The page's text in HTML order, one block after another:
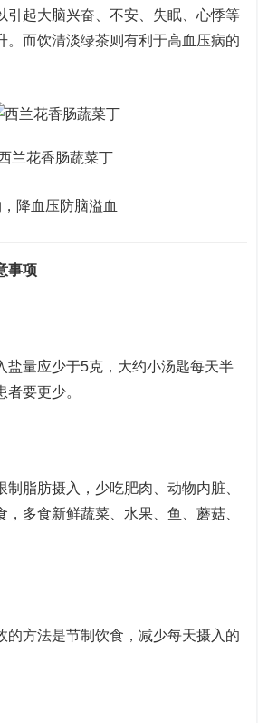
引起大脑兴奋、不安、失眠、心悸等
。而饮清淡绿茶则有利于高血压病的
兰花香肠蔬菜丁
降血压防脑溢血
事项
盐量应少于5克，大约小汤匙每天半
要更少。
脂肪摄入，少吃肥肉、动物内脏、
多食新鲜蔬菜、水果、鱼、蘑菇、
的方法是节制饮食，减少每天摄入的